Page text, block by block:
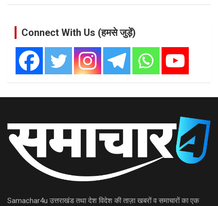
Connect With Us (हमसे जुड़ें)
Samachar4u उत्तराखंड तथा देश विदेश की ताज़ा खबरों व समाचारों का एक